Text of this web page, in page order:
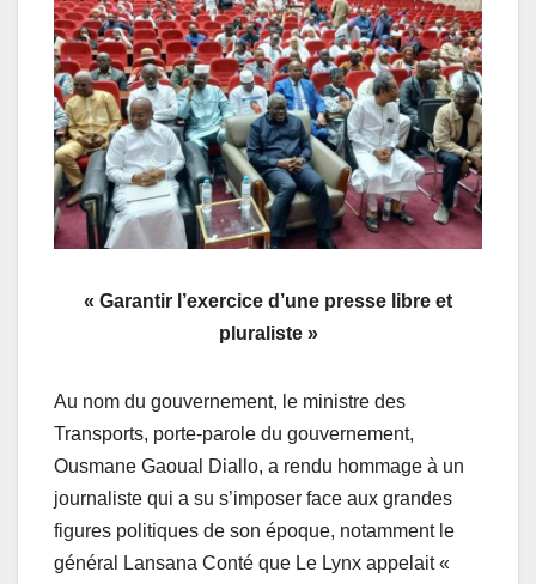
« Garantir l’exercice d’une presse libre et
pluraliste »
Au nom du gouvernement, le ministre des
Transports, porte-parole du gouvernement,
Ousmane Gaoual Diallo, a rendu hommage à un
journaliste qui a su s’imposer face aux grandes
figures politiques de son époque, notamment le
général Lansana Conté que Le Lynx appelait «